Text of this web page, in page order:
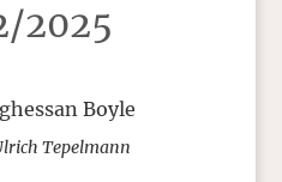
2025
Boyle
Tepelmann